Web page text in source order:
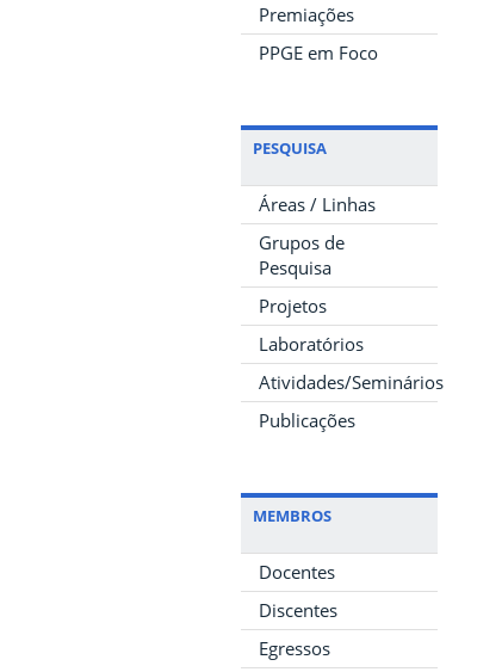
Premiações
PPGE em Foco
PESQUISA
Áreas / Linhas
Grupos de
Pesquisa
Projetos
Laboratórios
Atividades/Seminários
Publicações
MEMBROS
Docentes
Discentes
Egressos